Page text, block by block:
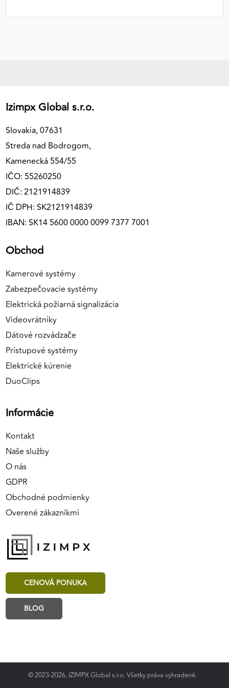
Izimpx Global s.r.o.
Slovakia, 07631
Streda nad Bodrogom,
Kamenecká 554/55
IČO: 55260250
DIČ: 2121914839
IČ DPH: SK2121914839
IBAN: SK14 5600 0000 0099 7377 7001
Obchod
Kamerové systémy
Zabezpečovacie systémy
Elektrická požiarná signalizácia
Videovrátniky
Dátové rozvádzače
Prístupové systémy
Elektrické kúrenie
DuoClips
Informácie
Kontakt
Naše služby
O nás
GDPR
Obchodné podmienky
Overené zákazníkmi
CENOVÁ PONUKA
BLOG
© 2023-2026, IZIMPX Global s.r.o. Všetky práva vyhradené.
Marketingové cookies sa používajú na sledovanie
stránkami. Umožňujú nám a našim partnerom
zobrazovať cielenú a relevantnú reklamu, a to na
našom webe aj v reklamných sieťach tretích strán.
Poskytovateľ: